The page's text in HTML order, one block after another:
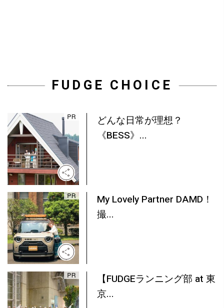
FUDGE CHOICE
どんな日常が理想？
《BESS》...
My Lovely Partner DAMD！
撮...
【FUDGEランニング部 at 東
京...